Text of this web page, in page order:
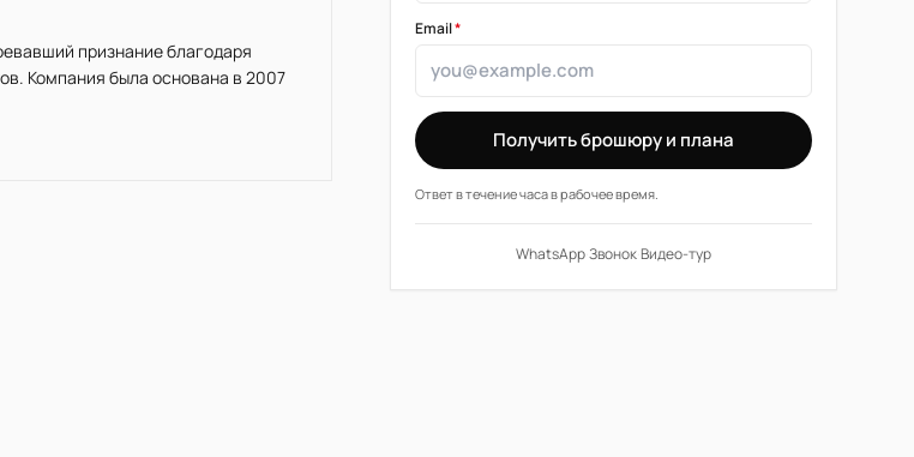
признание благодаря
Компания была основана в 2007
Email*
Получить брошюру и плана
Ответ в течение часа в рабочее время.
WhatsApp·Звонок·Видео-тур